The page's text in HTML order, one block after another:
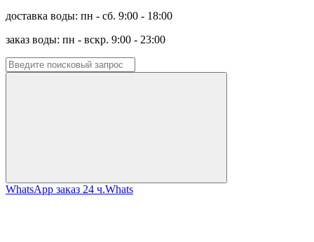
доставка воды: пн - сб. 9:00 - 18:00
заказ воды: пн - вскр. 9:00 - 23:00
WhatsApp заказ 24 ч.Whats